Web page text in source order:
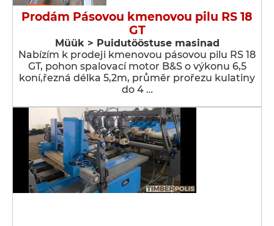
Prodám Pásovou kmenovou pilu RS 18
GT
Müük > Puidutööstuse masinad
Nabízím k prodeji kmenovou pásovou pilu RS 18
GT, pohon spalovací motor B&S o výkonu 6,5
koní,řezná délka 5,2m, průměr prořezu kulatiny
do 4 …